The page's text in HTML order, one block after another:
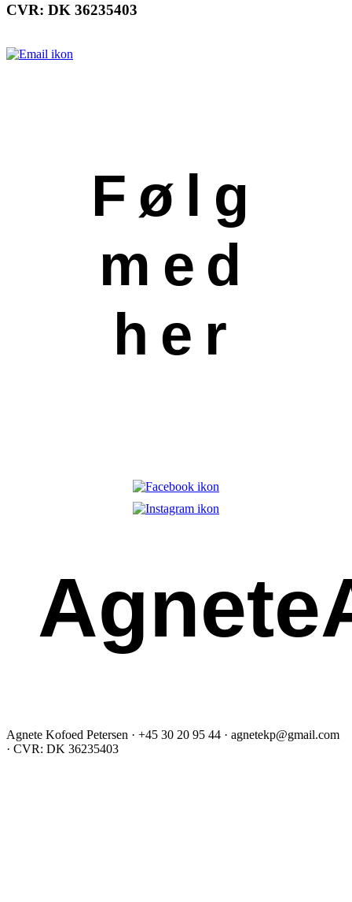
CVR: DK 36235403
Følg
med
her
Agnete Kofoed Petersen · +45 30 20 95 44 · agnetekp@gmail.com
· CVR: DK 36235403